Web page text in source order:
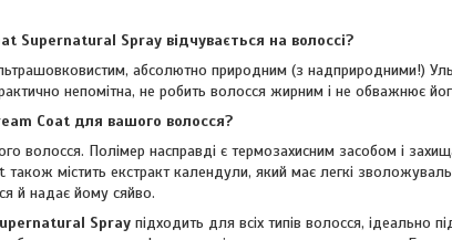
Supernatural Spray відчувається на волоссі?
абсолютно природним (з надприродними!)
непомітна, не робить волосся жирним і не обважнює
Coat для вашого волосся?
волосся. Полімер насправді є термозахисним засобом і
містить екстракт календули, який має легкі
й надає йому сяйво.
Spray підходить для всіх типів волосся, ідеально